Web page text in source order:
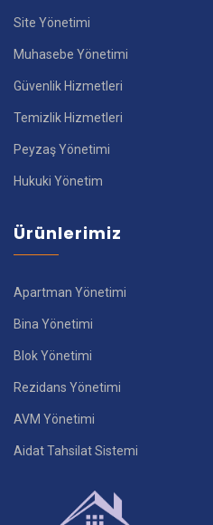
Site Yönetimi
Muhasebe Yönetimi
Güvenlik Hizmetleri
Temizlik Hizmetleri
Peyzaş Yönetimi
Hukuki Yönetim
Ürünlerimiz
Apartman Yönetimi
Bina Yönetimi
Blok Yönetimi
Rezidans Yönetimi
AVM Yönetimi
Aidat Tahsilat Sistemi